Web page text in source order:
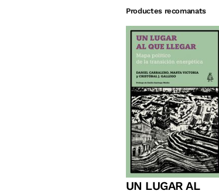
Productes recomanats
UN LUGAR AL